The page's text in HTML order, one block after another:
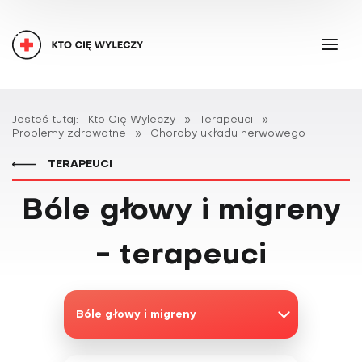
Jesteś tutaj: Kto Cię Wyleczy » Terapeuci
»
Problemy zdrowotne
» Choroby układu nerwowego
TERAPEUCI
Bóle głowy i migreny
- terapeuci
Bóle głowy i migreny